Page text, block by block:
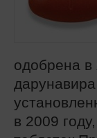
одобрена в
в 2009